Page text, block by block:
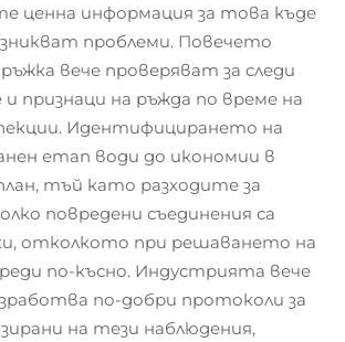
ценна информация за това къде
проблеми. Повечето
вече проверяват за следи
признаци на ръжда по време на
Идентифицирането на
етап води до икономии в
тъй като разходите за
повредени съединения са
отколкото при решаването на
по-късно. Индустрията вече
по-добри протоколи за
на тези наблюдения,